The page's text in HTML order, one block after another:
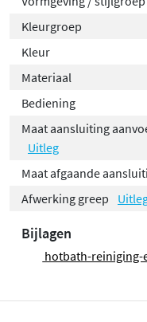
Kleurgroep
Kleur
Materiaal
Bediening
Maat aansluiting
Uitleg
Maat afgaande
Afwerking greep
Bijlagen
hotbath-